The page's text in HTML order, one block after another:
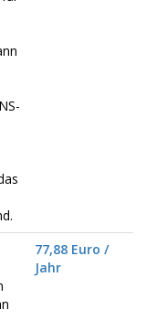
77,88 Euro /
Jahr